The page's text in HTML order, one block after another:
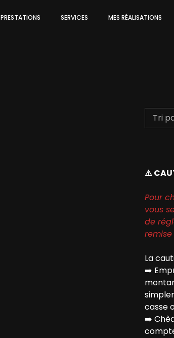
PRESTATIONS SERVICES MES RÉALISATIONS
⚠️
Pour
vous
de
La
➡️
casse
➡️